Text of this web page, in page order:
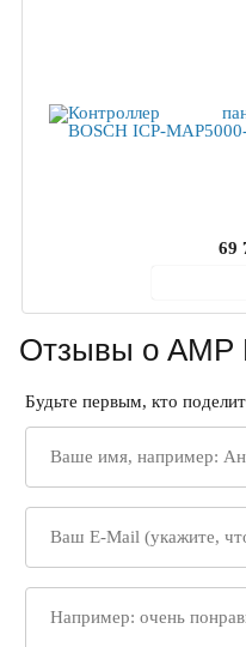
69
Отзывы о AMP
Будьте первым, кто